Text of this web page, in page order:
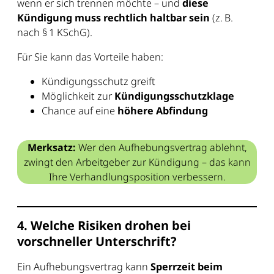
wenn er sich trennen möchte – und diese
Kündigung muss rechtlich haltbar sein (z. B.
nach § 1 KSchG).
Für Sie kann das Vorteile haben:
Kündigungsschutz greift
Möglichkeit zur Kündigungsschutzklage
Chance auf eine höhere Abfindung
Merksatz: Wer den Aufhebungsvertrag ablehnt,
zwingt den Arbeitgeber zur Kündigung – das kann
Ihre Verhandlungsposition verbessern.
4. Welche Risiken drohen bei
vorschneller Unterschrift?
Ein Aufhebungsvertrag kann Sperrzeit beim